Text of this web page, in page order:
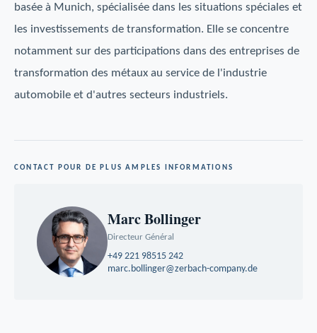
basée à Munich, spécialisée dans les situations spéciales et
les investissements de transformation. Elle se concentre
notamment sur des participations dans des entreprises de
transformation des métaux au service de l'industrie
automobile et d'autres secteurs industriels.
CONTACT POUR DE PLUS AMPLES INFORMATIONS
Marc Bollinger
Directeur Général
+49 221 98515 242
marc.bollinger@zerbach-company.de